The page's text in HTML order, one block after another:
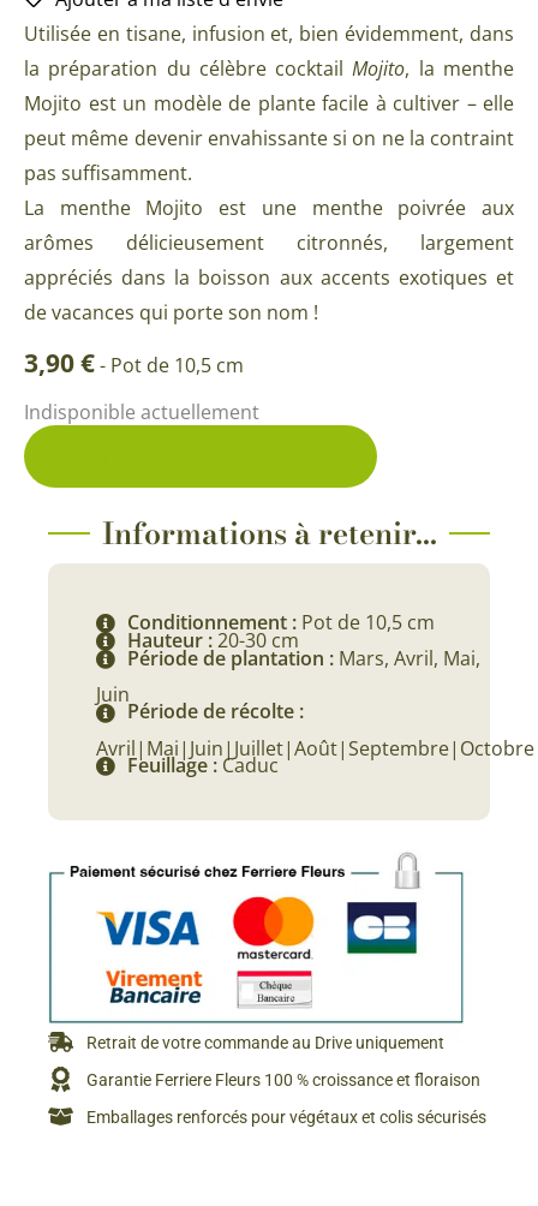
Utilisée en tisane, infusion et, bien évidemment, dans
la préparation du célèbre cocktailMojito, la menthe
Mojito est un modèle de plante facile à cultiver – elle
peut même devenir envahissante si on ne la contraint
pas suffisamment.
La menthe Mojito est une menthe poivrée aux
arômes délicieusement citronnés, largement
appréciés dans la boisson aux accents exotiques et
de vacances qui porte son nom !
3,90€- Pot de 10,5 cm
Indisponible actuellement
Informations à retenir...
Conditionnement : Pot de 10,5 cm
Hauteur :20-30 cm
Période de plantation : Mars, Avril, Mai,
Juin
Période de récolte :
Avril|Mai|Juin|Juillet|Août|Septembre|Octobre
Feuillage :Caduc
Retrait de votre commande au Drive uniquement
Garantie Ferriere Fleurs 100 % croissance et floraison
Emballages renforcés pour végétaux et colis sécurisés